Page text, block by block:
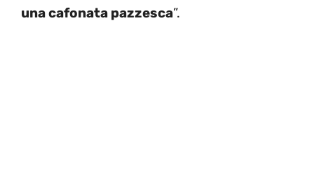
una cafonata pazzesca”.